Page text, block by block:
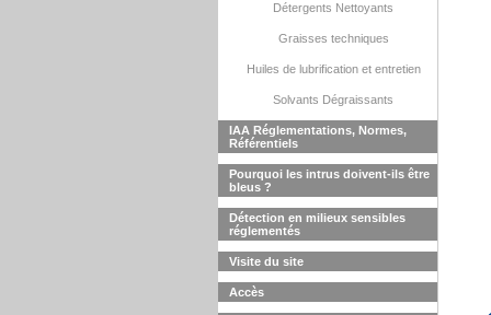
Détergents Nettoyants
Graisses techniques
Huiles de lubrification et entretien
Solvants Dégraissants
IAA Réglementations, Normes,
Référentiels
Pourquoi les intrus doivent-ils être
bleus ?
Détection en milieux sensibles
réglementés
Visite du site
Accès